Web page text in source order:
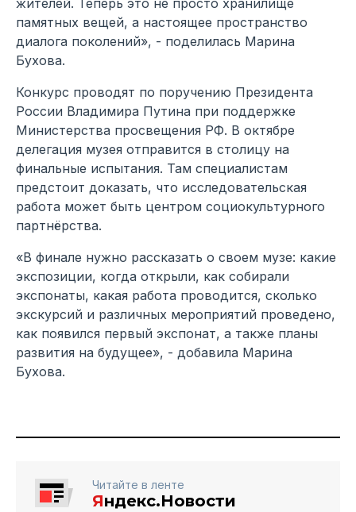
жителей. Теперь это не просто хранилище
памятных вещей, а настоящее пространство
диалога поколений», - поделилась Марина
Бухова.
Конкурс проводят по поручению Президента
России Владимира Путина при поддержке
Министерства просвещения РФ. В октябре
делегация музея отправится в столицу на
финальные испытания. Там специалистам
предстоит доказать, что исследовательская
работа может быть центром социокультурного
партнёрства.
«В финале нужно рассказать о своем музе: какие
экспозиции, когда открыли, как собирали
экспонаты, какая работа проводится, сколько
экскурсий и различных мероприятий проведено,
как появился первый экспонат, а также планы
развития на будущее», - добавила Марина
Бухова.
Читайте в ленте
Яндекс.Новости